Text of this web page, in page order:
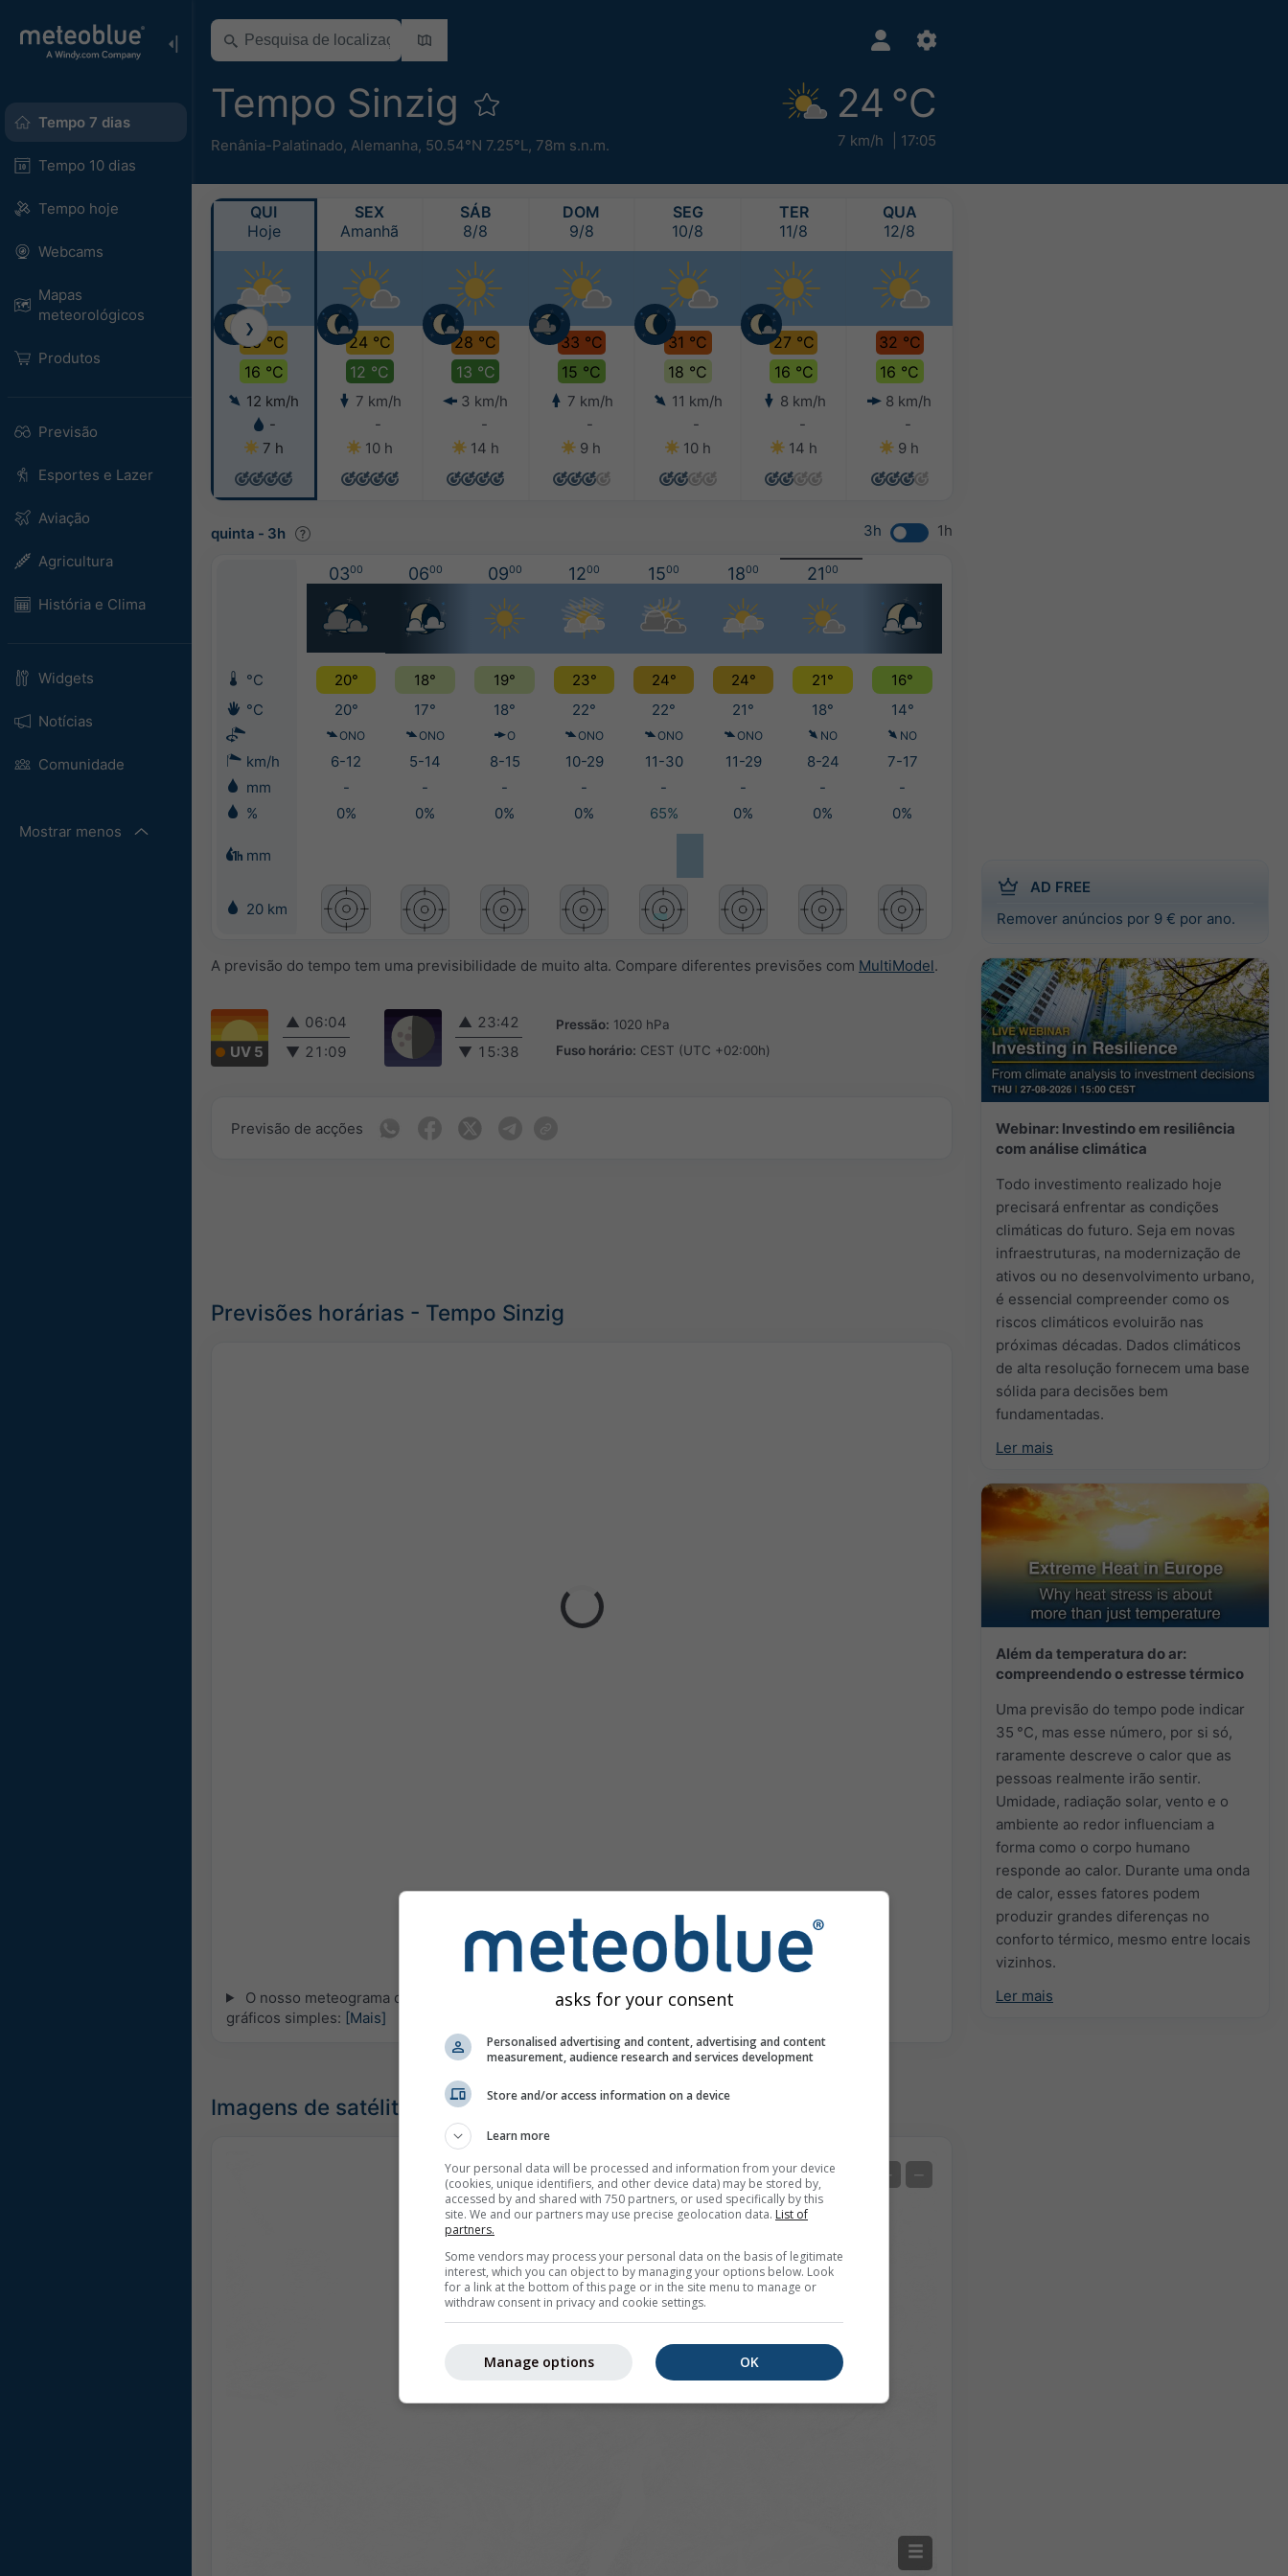
Tempo 7 dias
Tempo 10 dias
Tempo hoje
Webcams
Mapas
meteorológicos
Produtos
Previsão
Esportes e Lazer
Aviação
Agricultura
História e Clima
Widgets
Notícias
Comunidade
Mostrar menos
Tempo Sinzig
Renânia-Palatinado, Alemanha, 50.54°N 7.25°L, 78m s.n.m.
24 °C
7 km/h 17:05
AD FREE
Remover anúncios por 9 € por ano.
Webinar: Investindo em resiliência
com análise climática
Todo investimento realizado hoje
precisará enfrentar as condições
climáticas do futuro. Seja em novas
infraestruturas, na modernização de
ativos ou no desenvolvimento urbano,
é essencial compreender como os
riscos climáticos evoluirão nas
próximas décadas. Dados climáticos
de alta resolução fornecem uma base
sólida para decisões bem
fundamentadas.
Ler mais
Além da temperatura do ar:
compreendendo o estresse térmico
Uma previsão do tempo pode indicar
35 °C, mas esse número, por si só,
raramente descreve o calor que as
pessoas realmente irão sentir.
Umidade, radiação solar, vento e o
ambiente ao redor influenciam a
forma como o corpo humano
responde ao calor. Durante uma onda
de calor, esses fatores podem
produzir grandes diferenças no
conforto térmico, mesmo entre locais
vizinhos.
Ler mais
QUI
Hoje
25 °C
16 °C
12 km/h
-
7 h
SEX
Amanhã
24 °C
12 °C
7 km/h
-
10 h
SÁB
8/8
28 °C
13 °C
3 km/h
-
14 h
DOM
9/8
33 °C
15 °C
7 km/h
-
9 h
SEG
10/8
31 °C
18 °C
11 km/h
-
10 h
TER
11/8
27 °C
16 °C
8 km/h
-
14 h
QUA
12/8
32 °C
16 °C
8 km/h
-
9 h
❯
quinta - 3h 3h 1h
0300 0600 0900 1200 1500 1800 2100
°C 20° 18° 19° 23° 24° 24° 21°
16°
°C
20° 17° 18° 22° 22° 21° 18° 14°
ONO ONO O ONO ONO ONO NO NO
km/h 6-12 5-14 8-15 10-29 11-30 11-29 8-24
7-17
mm
- - - - - - -
-
%
0% 0% 0% 0% 65% 0% 0% 0%
mm
20 km
A previsão do tempo tem uma previsibilidade de muito alta. Compare diferentes previsões com MultiModel.
UV 5
▲ 06:04
▼ 21:09
▲ 23:42
▼ 15:38
Pressão: 1020 hPa
Fuso horário: CEST (UTC +02:00h)
Previsão de acções
Previsões horárias - Tempo Sinzig
O nosso meteograma de 5 dias para Sinzig oferece todas as informações meteorológicas em 3
gráficos simples: [Mais]
Imagens de satélite, Alemanha
+ −
asks for your consent
Personalised advertising and content, advertising and content
measurement, audience research and services development
Store and/or access information on a device
Learn more
Your personal data will be processed and information from your device
(cookies, unique identifiers, and other device data) may be stored by,
accessed by and shared with 750 partners, or used specifically by this
site. We and our partners may use precise geolocation data. List of
partners.
Some vendors may process your personal data on the basis of legitimate
interest, which you can object to by managing your options below. Look
for a link at the bottom of this page or in the site menu to manage or
withdraw consent in privacy and cookie settings.
OK
Manage options